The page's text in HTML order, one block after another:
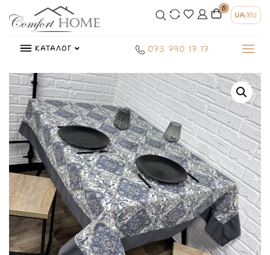
0
UA/RU
КАТАЛОГ 073 790 17 17